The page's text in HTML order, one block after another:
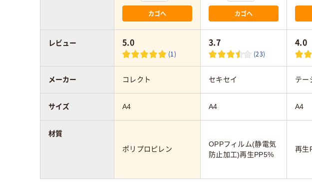
カゴへ カゴへ
5.0
(1)
3.7
(23)
4.0
コレクト セキセイ テー
A4 A4 A4
ポリプロピレン
OPPフィルム(静電気
防止加工)再生PP5%
再生
レビュー
メーカー
サイズ
材質